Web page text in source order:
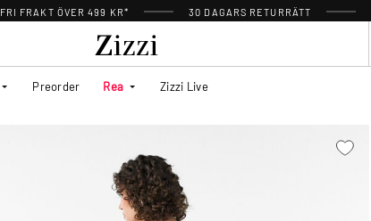
FRI FRAKT ÖVER 499 KR* 30 DAGARS RETURRÄTT
Preorder Rea Zizzi Live